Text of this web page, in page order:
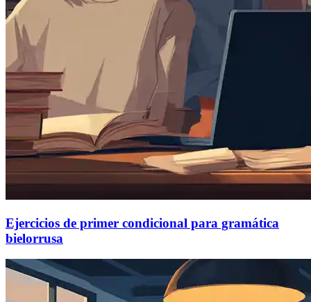
Ejercicios de primer condicional para gramática
bielorrusa